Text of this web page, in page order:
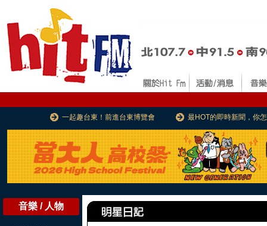
一起趣台東！前進台東博覽會 最HOT的即時新聞，你
音樂 / 人物